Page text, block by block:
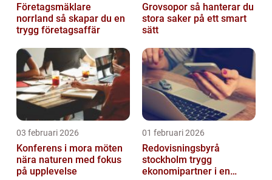
Företagsmäklare
norrland så skapar du en
trygg företagsaffär
Grovsopor så hanterar du
stora saker på ett smart
sätt
03 februari 2026
Konferens i mora möten
nära naturen med fokus
på upplevelse
01 februari 2026
Redovisningsbyrå
stockholm trygg
ekonomipartner i en